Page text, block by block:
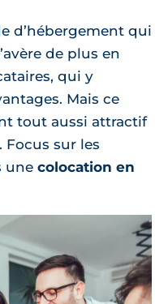
d’hébergement qui
de plus en
qui y
Mais ce
tout aussi attractif
sur les
une colocation en